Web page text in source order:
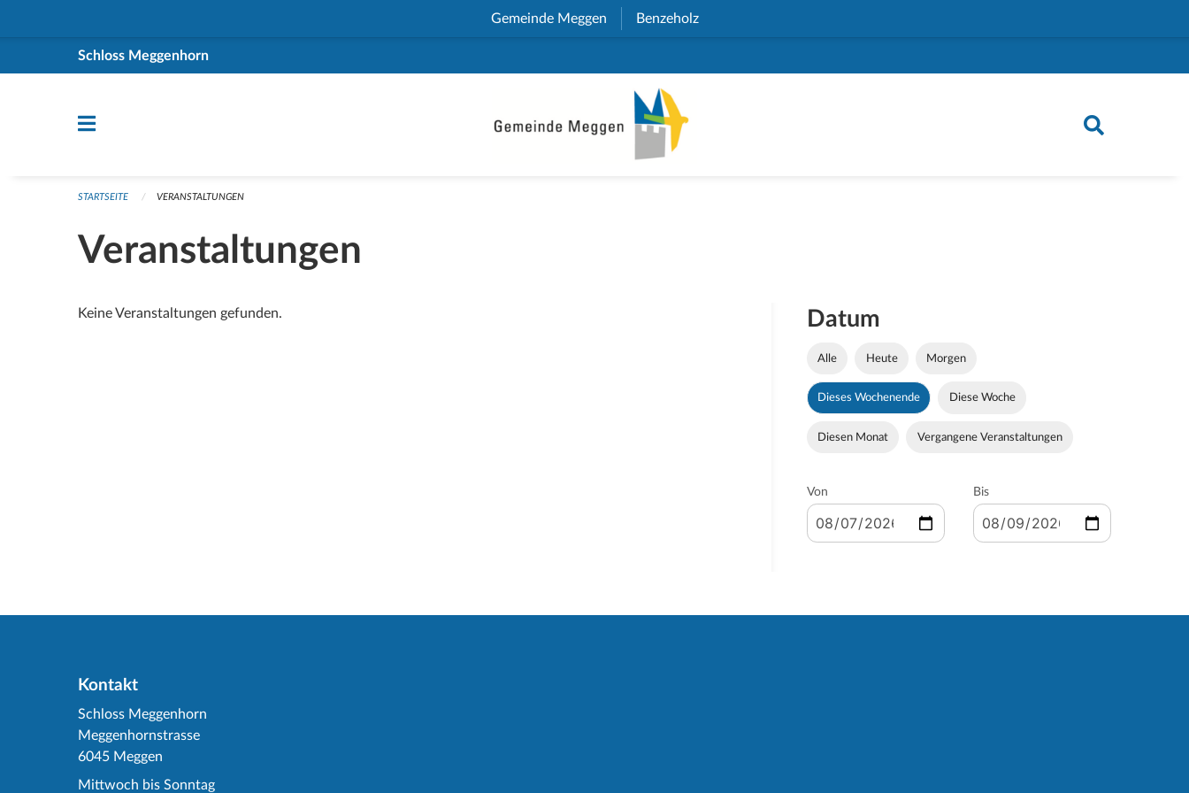
Gemeinde Meggen (External Link)
Benzeholz(External Link)
Schloss Meggenhorn
STARTSEITE VERANSTALTUNGEN
Veranstaltungen
Keine Veranstaltungen gefunden. Datum
Alle Heute Morgen
Dieses Wochenende Diese Woche
Diesen Monat Vergangene Veranstaltungen
Von Bis
Kontakt
Schloss Meggenhorn
Meggenhornstrasse
6045 Meggen
Mittwoch bis Sonntag